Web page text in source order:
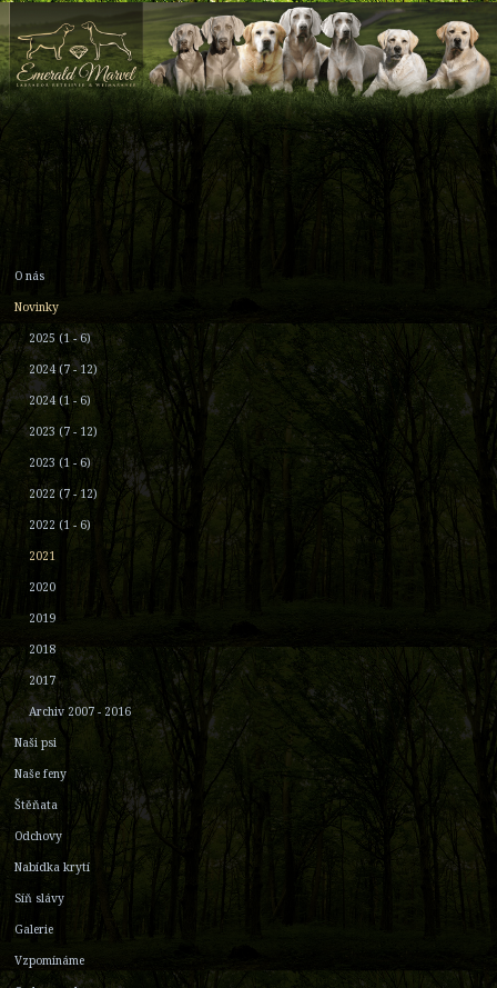
O nás
Novinky
2025 (1 - 6)
2024 (7 - 12)
2024 (1 - 6)
2023 (7 - 12)
2023 (1 - 6)
2022 (7 - 12)
2022 (1 - 6)
2021
2020
2019
2018
2017
Archiv 2007 - 2016
Naši psi
Naše feny
Štěňata
Odchovy
Nabídka krytí
Síň slávy
Galerie
Vzpomínáme